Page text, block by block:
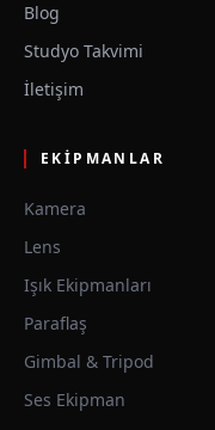
Blog
Studyo Takvimi
İletişim
EKIPMANLAR
Kamera
Lens
Işık Ekipmanları
Paraflaş
Gimbal & Tripod
Ses Ekipman